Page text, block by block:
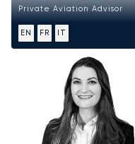
Private Aviation Advisor
EN FR IT